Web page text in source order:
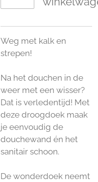
Weg met kalk en
strepen!
Na het douchen in de
weer met een wisser?
Dat is verledentijd! Met
deze droogdoek maak
je eenvoudig de
douchewand én het
sanitair schoon.
De wonderdoek neemt